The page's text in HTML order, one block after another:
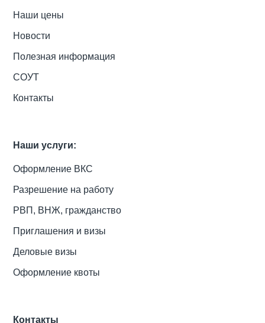
Наши цены
Новости
Полезная информация
СОУТ
Контакты
Наши услуги:
Оформление ВКС
Разрешение на работу
РВП, ВНЖ, гражданство
Приглашения и визы
Деловые визы
Оформление квоты
Контакты